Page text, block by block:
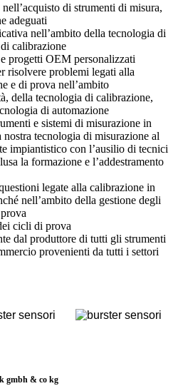
di strumenti di misura,
adeguati
nell’ambito della tecnologia di
calibrazione
progetti OEM personalizzati
risolvere problemi legati alla
e di prova nell’ambito
della tecnologia di calibrazione,
di automazione
e sistemi di misurazione in
nostra tecnologia di misurazione al
impiantistico con l’ausilio di tecnici
la formazione e l’addestramento
legate alla calibrazione in
nell’ambito della gestione degli
cicli di prova
dal produttore di tutti gli strumenti
provenienti da tutti i settori
gmbh & co kg